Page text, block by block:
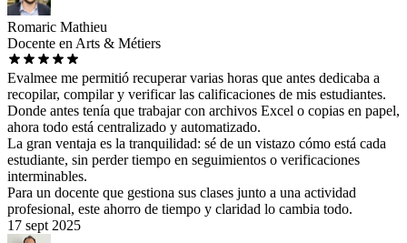
Romaric Mathieu
Docente en Arts & Métiers
Evalmee me permitió recuperar varias horas que antes dedicaba a
recopilar, compilar y verificar las calificaciones de mis estudiantes.
Donde antes tenía que trabajar con archivos Excel o copias en papel,
ahora todo está centralizado y automatizado.
La gran ventaja es la tranquilidad: sé de un vistazo cómo está cada
estudiante, sin perder tiempo en seguimientos o verificaciones
interminables.
Para un docente que gestiona sus clases junto a una actividad
profesional, este ahorro de tiempo y claridad lo cambia todo.
17 sept 2025